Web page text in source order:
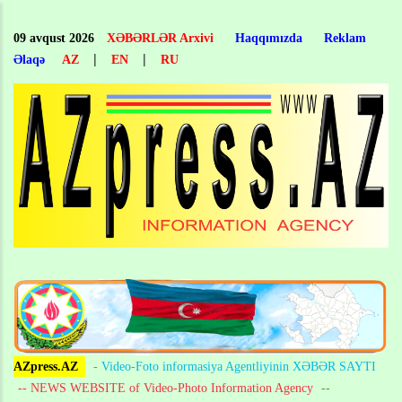
main
content
09 avqust 2026 XƏBƏRLƏR Arxivi Haqqımızda
Reklam
Əlaqə
AZ | EN | RU
AZpress.AZ
- Video-Foto informasiya Agentliyinin XƏBƏR SAYTI
-- NEWS WEBSITE of Video-Photo Information Agency --